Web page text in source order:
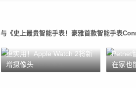
与《史上最贵智能手表！豪雅首款智能手表
更实用！Apple Watch 2将新
增摄像头
Petnet
在家也